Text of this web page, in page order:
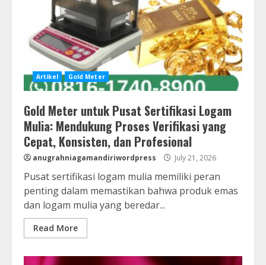
Artikel Gold Meter
Gold Meter untuk Pusat Sertifikasi Logam
Mulia: Mendukung Proses Verifikasi yang
Cepat, Konsisten, dan Profesional
anugrahniagamandiriwordpress July 21, 2026
Pusat sertifikasi logam mulia memiliki peran
penting dalam memastikan bahwa produk emas
dan logam mulia yang beredar...
Read More